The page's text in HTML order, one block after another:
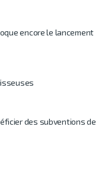
encore le lancement
des subventions de